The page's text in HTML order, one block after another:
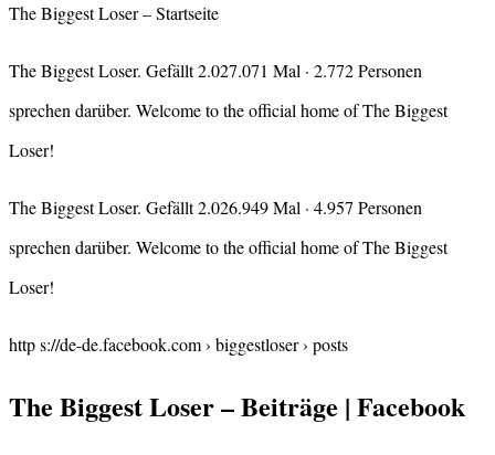
The Biggest Loser – Startseite
The Biggest Loser. Gefällt 2.027.071 Mal · 2.772 Personen
sprechen darüber. Welcome to the official home of The Biggest
Loser!
The Biggest Loser. Gefällt 2.026.949 Mal · 4.957 Personen
sprechen darüber. Welcome to the official home of The Biggest
Loser!
http s://de-de.facebook.com › biggestloser › posts
The Biggest Loser – Beiträge | Facebook